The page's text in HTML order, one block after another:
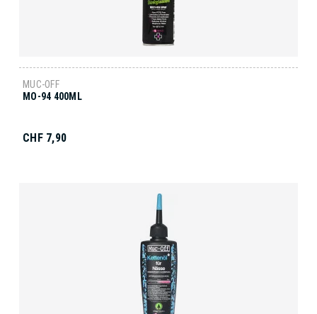
MUC-OFF
MO-94 400ML
CHF 7,90